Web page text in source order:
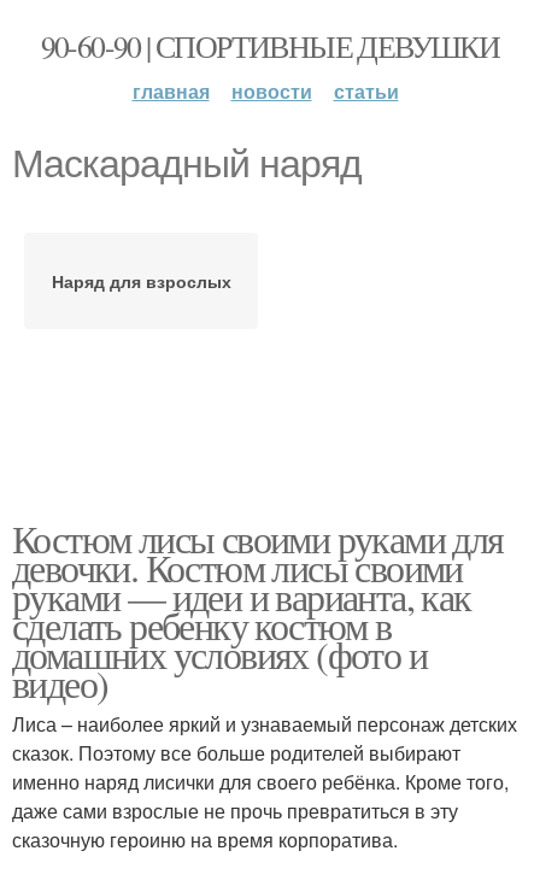
90-60-90 | СПОРТИВНЫЕ ДЕВУШКИ
главная новости статьи
Маскарадный наряд
Наряд для взрослых
Костюм лисы своими руками для
девочки. Костюм лисы своими
руками — идеи и варианта, как
сделать ребенку костюм в
домашних условиях (фото и
видео)
Лиса – наиболее яркий и узнаваемый персонаж детских
сказок. Поэтому все больше родителей выбирают
именно наряд лисички для своего ребёнка. Кроме того,
даже сами взрослые не прочь превратиться в эту
сказочную героиню на время корпоратива.